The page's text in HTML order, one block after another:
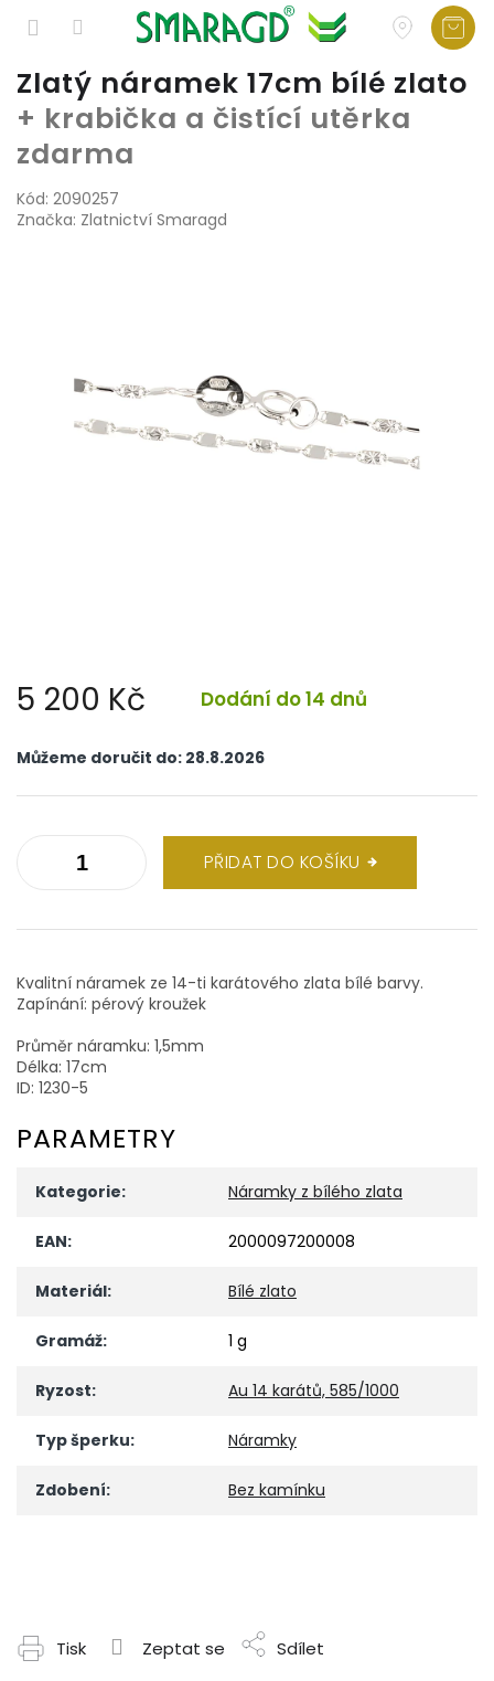
Přejít
na
obsah
Zlatý náramek 17cm bílé zlato
+ krabička a čistící utěrka
zdarma
Kód: 2090257
Značka: Zlatnictví Smaragd
5 200 Kč Dodání do 14 dnů
cena:
Můžeme doručit do: 28.8.2026
PŘIDAT DO KOŠÍKU
Kvalitní náramek ze 14-ti karátového zlata bílé barvy.
Zapínání: pérový kroužek
Průměr náramku: 1,5mm
Délka: 17cm
ID: 1230-5
PARAMETRY
Kategorie: Náramky z bílého zlata
EAN: 2000097200008
Materiál: Bílé zlato
Gramáž: 1 g
Ryzost: Au 14 karátů, 585/1000
Typ šperku: Náramky
Zdobení: Bez kamínku
Tisk Zeptat se Sdílet